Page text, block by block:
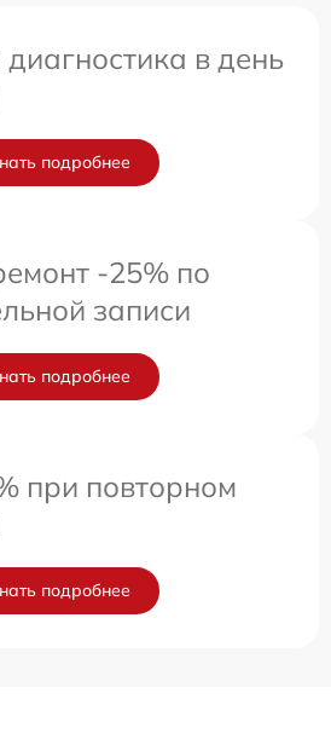
в день
подробнее
-25% по
записи
подробнее
при повторном
подробнее